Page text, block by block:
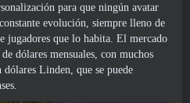
para que ningún avatar
evolución, siempre lleno de
jugadores que lo habita. El mercado
dólares mensuales, con muchos
Linden, que se puede